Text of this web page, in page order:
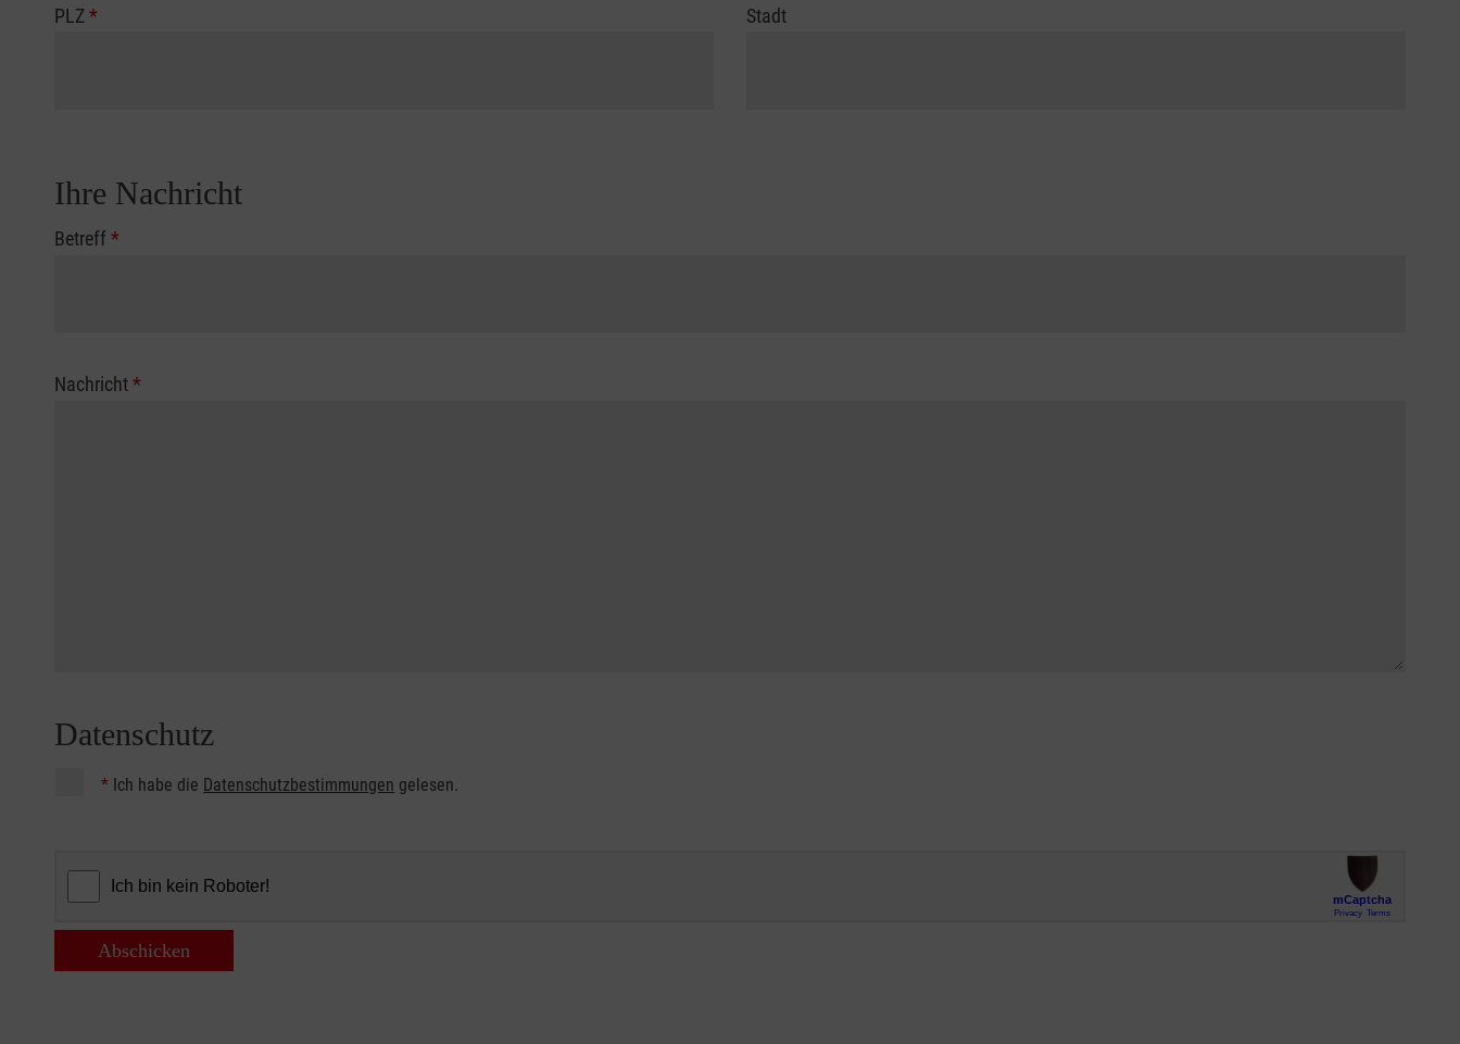
PLZ* Stadt
Ihre Nachricht
Betreff*
Nachricht*
Datenschutz
* Ich habe die Datenschutzbestimmungen gelesen.
Abschicken